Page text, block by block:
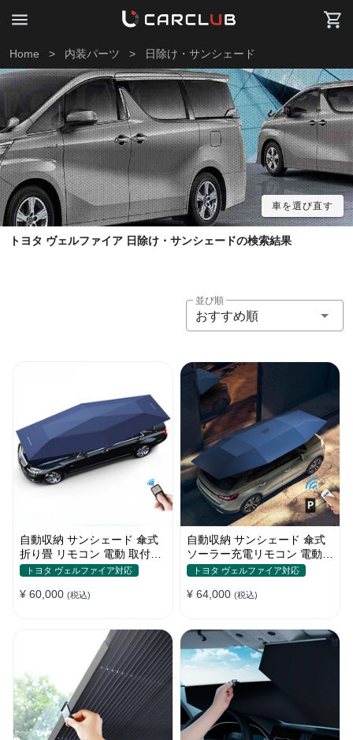
Home > 内装パーツ > 日除け・サンシェード
車を選び直す
トヨタ ヴェルファイア 日除け・サンシェードの検索結果
並び順
おすすめ順
自動収納 サンシェード 傘式
折り畳 リモコン 電動 取付簡
単 汎用 防風
トヨタ ヴェルファイア対応
¥ 60,000 (税込)
自動収納 サンシェード 傘式
ソーラー充電リモコン 電動
取付簡単 汎用
トヨタ ヴェルファイア対応
¥ 64,000 (税込)